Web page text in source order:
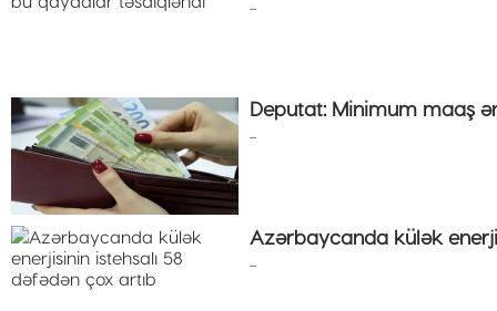
Deputat: Minimum maaş
Azərbaycanda külək